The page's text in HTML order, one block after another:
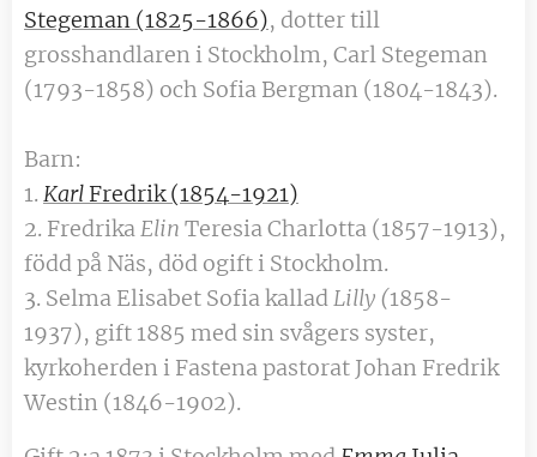
Stegeman (1825-1866), dotter till
grosshandlaren i Stockholm, Carl Stegeman
(1793-1858) och Sofia Bergman (1804-1843).
Barn:
1. KarlFredrik (1854-1921)
2. FredrikaElin Teresia Charlotta (1857-1913),
född på Näs, död ogift i Stockholm.
3. Selma Elisabet Sofia kalladLilly (1858-
1937), gift 1885 med sin svågers syster,
kyrkoherden i Fastena pastorat Johan Fredrik
Westin (1846-1902).